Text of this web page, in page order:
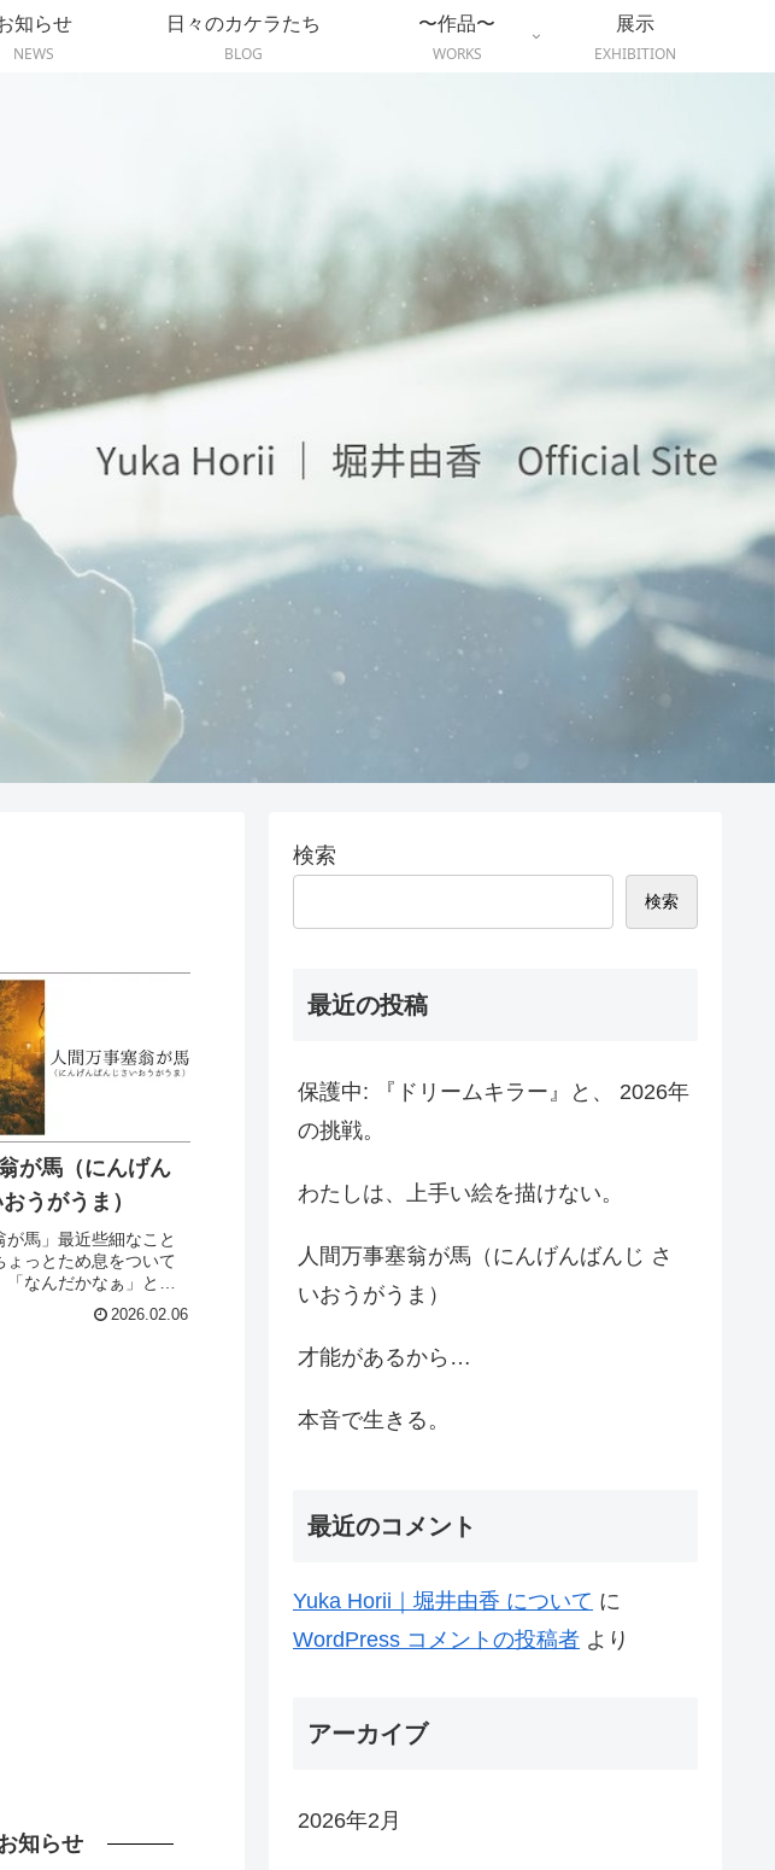
知らせ
NEWS
日々のカケラたち
BLOG
〜作品〜
WORKS
展示
EXHIBITION
が馬（にんげん
うがうま）
が馬」最近些細なこと
ょっとため息をついて
なんだかなぁ」と思
が立て続けに起こって
「気づがなければいけ
2026.02.06
知らせ
検索
検索
最近の投稿
保護中: 『ドリームキラー』と、 2026年
の挑戦。
わたしは、上手い絵を描けない。
人間万事塞翁が馬（にんげんばんじ さ
いおうがうま）
才能があるから…
本音で生きる。
最近のコメント
Yuka Horii｜堀井由香 について に
WordPress コメントの投稿者 より
アーカイブ
2026年2月